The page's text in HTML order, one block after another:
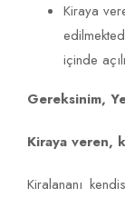
Kiraya
içinde
Gereksinim,
Kiraya veren,
Kiralananı